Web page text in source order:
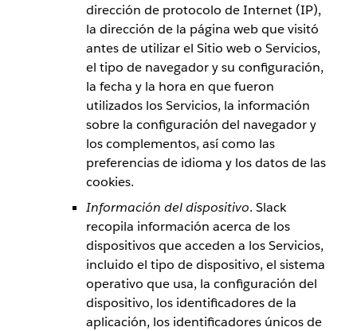
dirección de protocolo de Internet (IP),
la dirección de la página web que visitó
antes de utilizar el Sitio web o Servicios,
el tipo de navegador y su configuración,
la fecha y la hora en que fueron
utilizados los Servicios, la información
sobre la configuración del navegador y
los complementos, así como las
preferencias de idioma y los datos de las
cookies.
Información del dispositivo. Slack
recopila información acerca de los
dispositivos que acceden a los Servicios,
incluido el tipo de dispositivo, el sistema
operativo que usa, la configuración del
dispositivo, los identificadores de la
aplicación, los identificadores únicos de